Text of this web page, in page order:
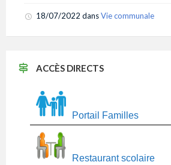
18/07/2022 dansVie communale
ACCÈS DIRECTS
Portail Familles
Restaurant scolaire